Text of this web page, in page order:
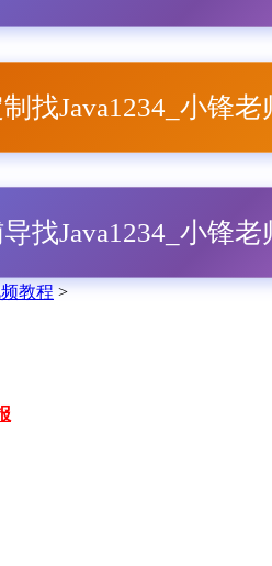
找Java1234_小锋
找Java1234_小锋
教程 >